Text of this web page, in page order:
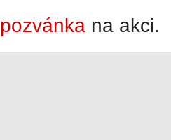
pozvánka na akci.